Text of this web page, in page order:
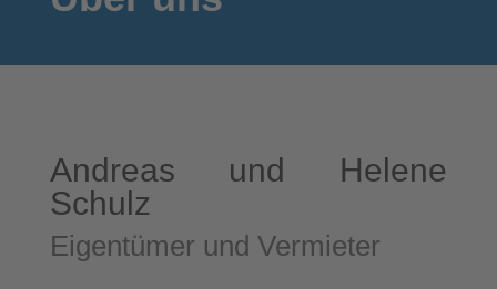
Andreas und Helene
Schulz
Eigentümer und Vermieter